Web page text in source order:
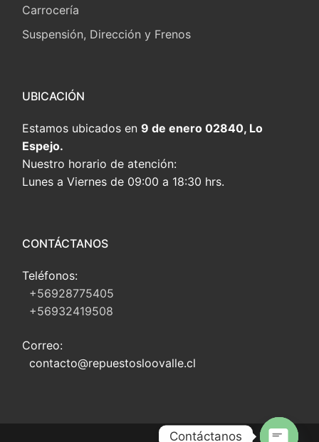
Carrocería
Suspensión, Dirección y Frenos
UBICACIÓN
Estamos ubicados en 9 de enero 02840, Lo
Espejo.
Nuestro horario de atención:
Lunes a Viernes de 09:00 a 18:30 hrs.
CONTÁCTANOS
Teléfonos:
+56928775405
+56932419508
Correo:
contacto@repuestosloovalle.cl
Contáctanos